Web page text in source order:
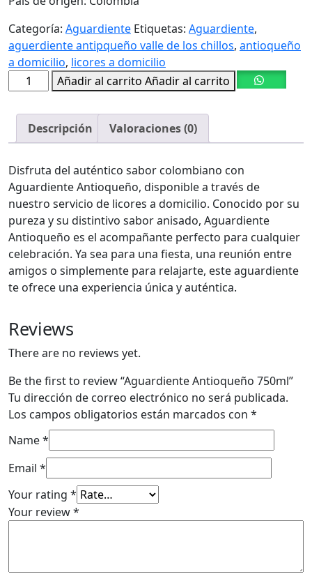
Categoría: Aguardiente Etiquetas: Aguardiente,
aguerdiente antipqueño valle de los chillos, antioqueño
a domicilio, licores a domicilio
Añadir al carrito Añadir al carrito
Descripción Valoraciones (0)
Disfruta del auténtico sabor colombiano con
Aguardiente Antioqueño, disponible a través de
nuestro servicio de licores a domicilio. Conocido por su
pureza y su distintivo sabor anisado, Aguardiente
Antioqueño es el acompañante perfecto para cualquier
celebración. Ya sea para una fiesta, una reunión entre
amigos o simplemente para relajarte, este aguardiente
te ofrece una experiencia única y auténtica.
Reviews
There are no reviews yet.
Be the first to review “Aguardiente Antioqueño 750ml”
Tu dirección de correo electrónico no será publicada.
Los campos obligatorios están marcados con *
Name*
Email *
Your rating *
Your review*